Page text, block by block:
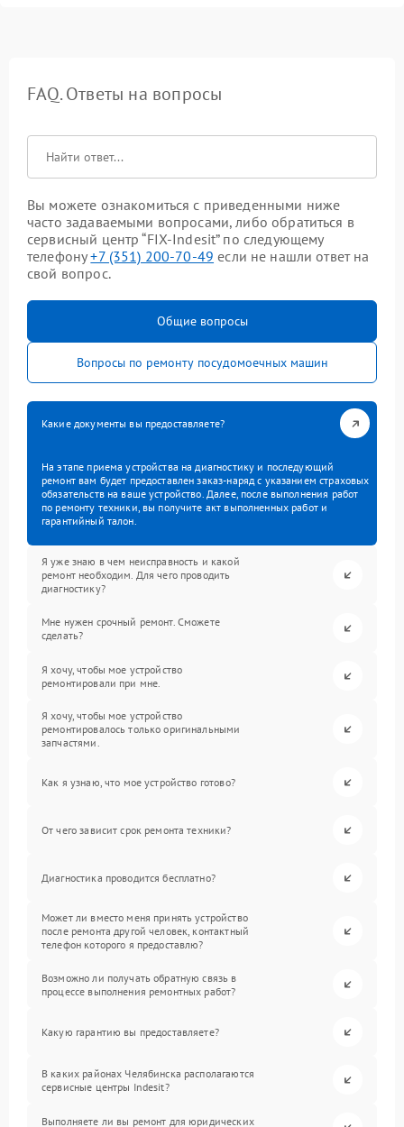
FAQ. Ответы на вопросы
Вы можете ознакомиться с приведенными ниже
часто задаваемыми вопросами, либо обратиться в
сервисный центр “FIX-Indesit” по следующему
телефону+7 (351) 200-70-49 если не нашли ответ на
свой вопрос.
Общие вопросы
Вопросы по ремонту посудомоечных машин
Какие документы вы предоставляете?
На этапе приема устройства на диагностику и последующий
ремонт вам будет предоставлен заказ-наряд с указанием страховых
обязательств на ваше устройство. Далее, после выполнения работ
по ремонту техники, вы получите акт выполненных работ и
гарантийный талон.
Я уже знаю в чем неисправность и какой
ремонт необходим. Для чего проводить
диагностику?
Мне нужен срочный ремонт. Сможете
сделать?
Я хочу, чтобы мое устройство
ремонтировали при мне.
Я хочу, чтобы мое устройство
ремонтировалось только оригинальными
запчастями.
Как я узнаю, что мое устройство готово?
От чего зависит срок ремонта техники?
Диагностика проводится бесплатно?
Может ли вместо меня принять устройство
после ремонта другой человек, контактный
телефон которого я предоставлю?
Возможно ли получать обратную связь в
процессе выполнения ремонтных работ?
Какую гарантию вы предоставляете?
В каких районах Челябинска располагаются
сервисные центры Indesit?
Выполняете ли вы ремонт для юридических